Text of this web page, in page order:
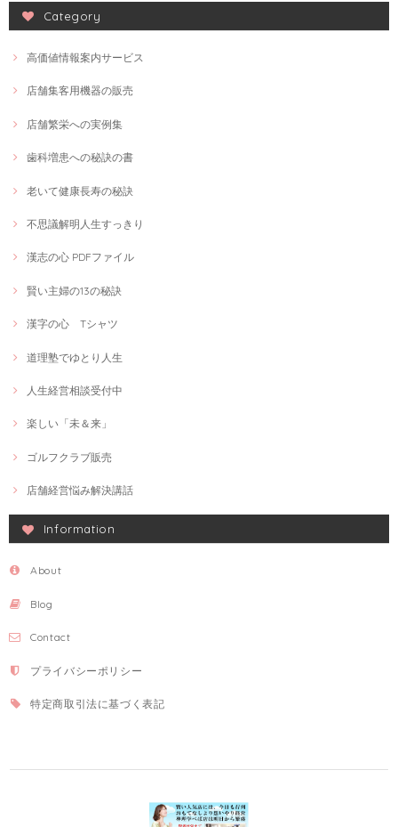
Category
高価値情報案内サービス
店舗集客用機器の販売
店舗繁栄への実例集
歯科増患への秘訣の書
老いて健康長寿の秘訣
不思議解明人生すっきり
漢志の心 PDFファイル
賢い主婦の13の秘訣
漢字の心 Tシャツ
道理塾でゆとり人生
人生経営相談受付中
楽しい「未＆来」
ゴルフクラブ販売
店舗経営悩み解決講話
Information
About
Blog
Contact
プライバシーポリシー
特定商取引法に基づく表記